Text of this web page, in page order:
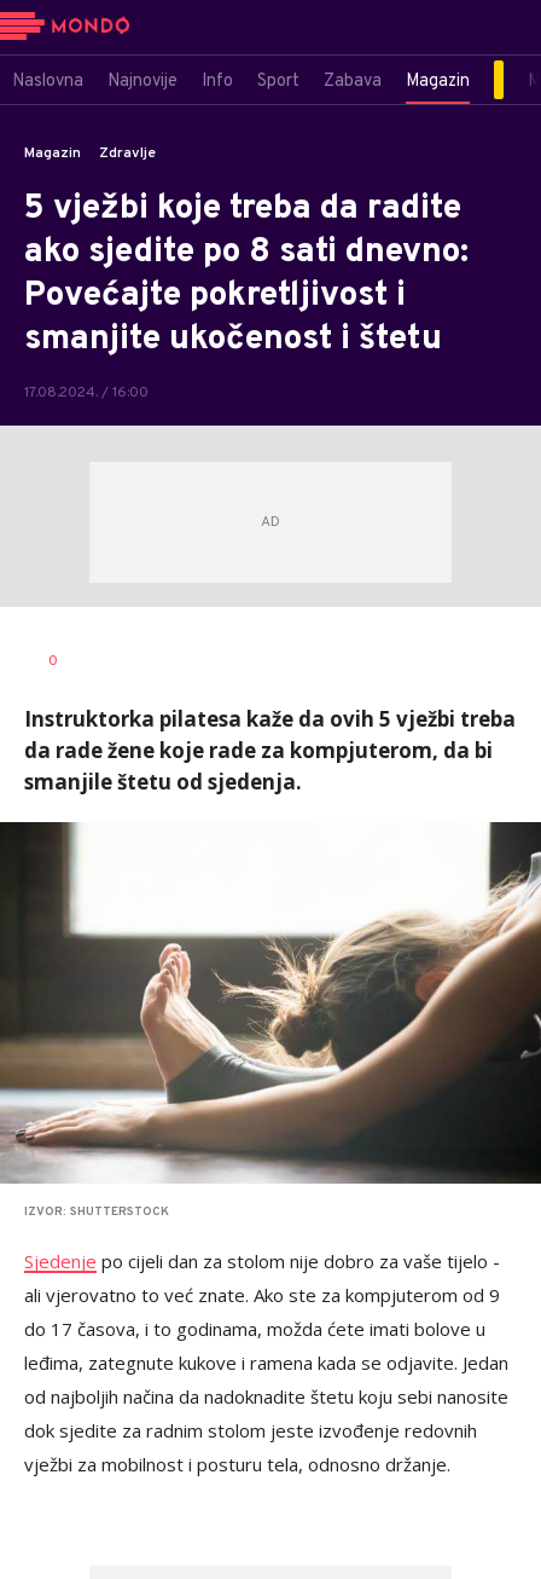
Naslovna Najnovije Info Sport Zabava Magazin
Magazin Zdravlje
5 vježbi koje treba da radite
ako sjedite po 8 sati dnevno:
Povećajte pokretljivost i
smanjite ukočenost i štetu
17.08.2024. / 16:00
AUTOR
0
Instruktorka pilatesa kaže da ovih 5 vježbi treba
da rade žene koje rade za kompjuterom, da bi
smanjile štetu od sjedenja.
IZVOR: SHUTTERSTOCK
Sjedenje po cijeli dan za stolom nije dobro za vaše tijelo -
ali vjerovatno to već znate. Ako ste za kompjuterom od 9
do 17 časova, i to godinama, možda ćete imati bolove u
leđima, zategnute kukove i ramena kada se odjavite. Jedan
od najboljih načina da nadoknadite štetu koju sebi nanosite
dok sjedite za radnim stolom jeste izvođenje redovnih
vježbi za mobilnost i posturu tela, odnosno držanje.